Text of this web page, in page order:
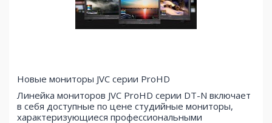
Новые мониторы JVC серии ProHD
Линейка мониторов JVC ProHD серии DT-N включает
в себя доступные по цене студийные мониторы,
характеризующиеся профессиональными